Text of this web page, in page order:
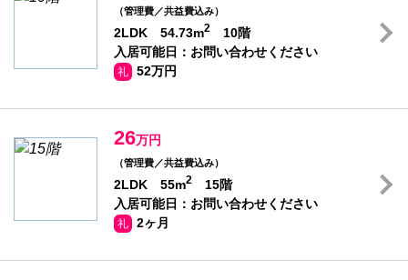
（管理費／共益費込み）
2LDK 54.73m2
10階
入居可能日：お問い合わせください
礼 52万円
26万円
（管理費／共益費込み）
2LDK 55m2
15階
入居可能日：お問い合わせください
礼 2ヶ月